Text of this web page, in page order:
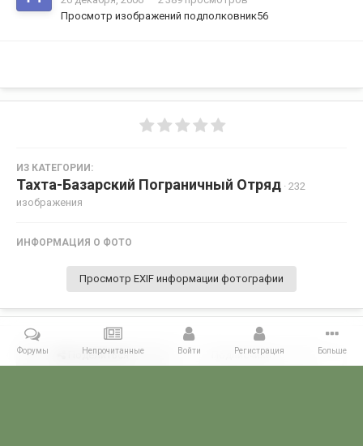
Просмотр изображений подполковник56
ИЗ КАТЕГОРИИ:
Тахта-Базарский Пограничный Отряд · 232
изображения
ИНФОРМАЦИЯ О ФОТО
Просмотр EXIF информации фотографии
Поделиться Подписчики 0
Форумы Непрочитанные Войти Регистрация Больше